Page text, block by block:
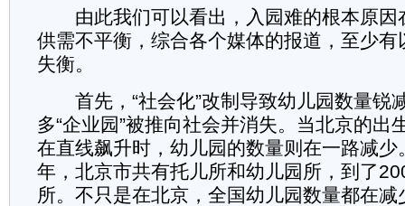
由此我们可以看出，入园难的根本原因
供需不平衡，综合各个媒体的报道，至少
失衡。
首先，“社会化”改制导致幼儿园数量锐
多“企业园”被推向社会并消失。当北京的出
在直线飙升时，幼儿园的数量则在一路减少
年，北京市共有托儿所和幼儿园所，到了
所。不只是在北京，全国幼儿园数量都在